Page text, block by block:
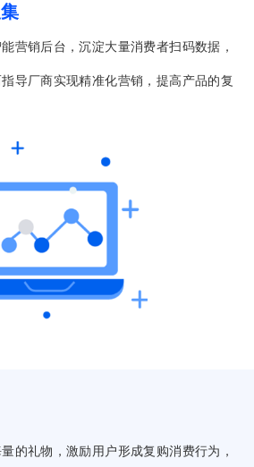
营销后台，沉淀大量消费者扫码数据，
导厂商实现精准化营销，提高产品的复
的礼物，激励用户形成复购消费行为，